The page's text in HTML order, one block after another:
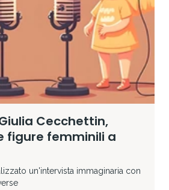
Cecchettin,
figure femminili a
un'intervista immaginaria con